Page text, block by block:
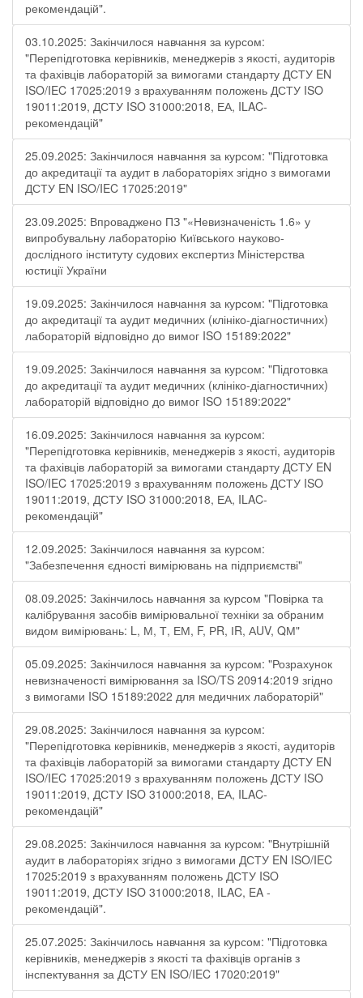
рекомендацій".
03.10.2025: Закінчилося навчання за курсом:
"Перепідготовка керівників, менеджерів з якості, аудиторів
та фахівців лабораторій за вимогами стандарту ДСТУ EN
ISO/IEC 17025:2019 з врахуванням положень ДСТУ ISO
19011:2019, ДСТУ ISO 31000:2018, ЕА, ILAC-
рекомендацій"
25.09.2025: Закінчилося навчання за курсом: "Підготовка
до акредитації та аудит в лабораторіях згідно з вимогами
ДСТУ EN ISO/IEC 17025:2019"
23.09.2025: Впроваджено ПЗ "«Невизначеність 1.6» у
випробувальну лабораторію Київського науково-
дослідного інституту судових експертиз Міністерства
юстиції України
19.09.2025: Закінчилося навчання за курсом: "Підготовка
до акредитації та аудит медичних (клініко-діагностичних)
лабораторій відповідно до вимог ISO 15189:2022"
19.09.2025: Закінчилося навчання за курсом: "Підготовка
до акредитації та аудит медичних (клініко-діагностичних)
лабораторій відповідно до вимог ISO 15189:2022"
16.09.2025: Закінчилося навчання за курсом:
"Перепідготовка керівників, менеджерів з якості, аудиторів
та фахівців лабораторій за вимогами стандарту ДСТУ EN
ISO/IEC 17025:2019 з врахуванням положень ДСТУ ISO
19011:2019, ДСТУ ISO 31000:2018, ЕА, ILAC-
рекомендацій"
12.09.2025: Закінчилося навчання за курсом:
"Забезпечення єдності вимірювань на підприємстві"
08.09.2025: Закінчилось навчання за курсом "Повірка та
калібрування засобів вимірювальної техніки за обраним
видом вимірювань: L, М, Т, ЕМ, F, РR, ІR, АUV, QМ"
05.09.2025: Закінчилося навчання за курсом: "Розрахунок
невизначеності вимірювання за ISO/TS 20914:2019 згідно
з вимогами ISO 15189:2022 для медичних лабораторій"
29.08.2025: Закінчилося навчання за курсом:
"Перепідготовка керівників, менеджерів з якості, аудиторів
та фахівців лабораторій за вимогами стандарту ДСТУ EN
ISO/IEC 17025:2019 з врахуванням положень ДСТУ ISO
19011:2019, ДСТУ ISO 31000:2018, ЕА, ILAC-
рекомендацій"
29.08.2025: Закінчилося навчання за курсом: "Внутрішній
аудит в лабораторіях згідно з вимогами ДСТУ EN ISO/IEC
17025:2019 з врахуванням положень ДСТУ ISO
19011:2019, ДСТУ ISO 31000:2018, ILAC, EA -
рекомендацій".
25.07.2025: Закінчилось навчання за курсом: "Підготовка
керівників, менеджерів з якості та фахівців органів з
інспектування за ДСТУ EN ISO/IEC 17020:2019"